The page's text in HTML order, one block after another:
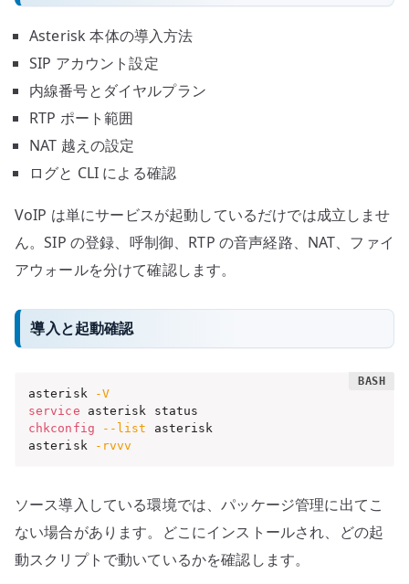
Asterisk 本体の導入方法
SIP アカウント設定
内線番号とダイヤルプラン
RTP ポート範囲
NAT 越えの設定
ログと CLI による確認
VoIP は単にサービスが起動しているだけでは成立しませ
ん。SIP の登録、呼制御、RTP の音声経路、NAT、ファイ
アウォールを分けて確認します。
導入と起動確認
asterisk
-V
service
chkconfig
--list
asterisk
asterisk
-rvvv
ソース導入している環境では、パッケージ管理に出てこ
ない場合があります。どこにインストールされ、どの起
動スクリプトで動いているかを確認します。